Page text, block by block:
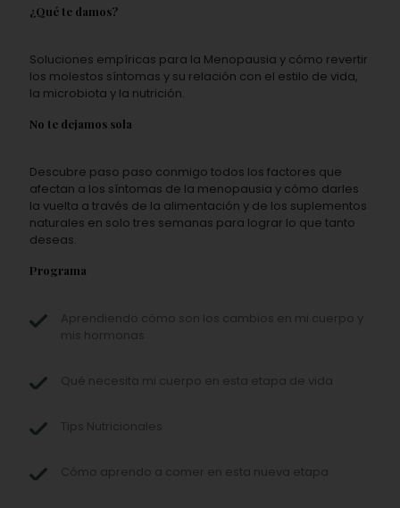
¿Qué te damos?
Soluciones empíricas para la Menopausia y cómo revertir
los molestos síntomas y su relación con el estilo de vida,
la microbiota y la nutrición.
No te dejamos sola
Descubre paso paso conmigo todos los factores que
afectan a los síntomas de la menopausia y cómo darles
la vuelta a través de la alimentación y de los suplementos
naturales en solo tres semanas para lograr lo que tanto
deseas.
Programa
Aprendiendo cómo son los cambios en mi cuerpo y
mis hormonas
Qué necesita mi cuerpo en esta etapa de vida
Tips Nutricionales
Cómo aprendo a comer en esta nueva etapa